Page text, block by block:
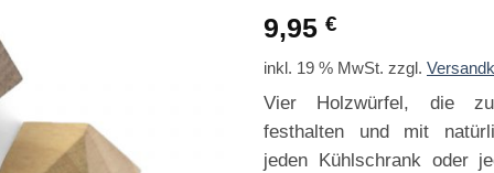
9,95 €
inkl. 19 % MwSt. zzgl.
Vier Holzwürfel, die
festhalten und mit
jeden Kühlschrank oder